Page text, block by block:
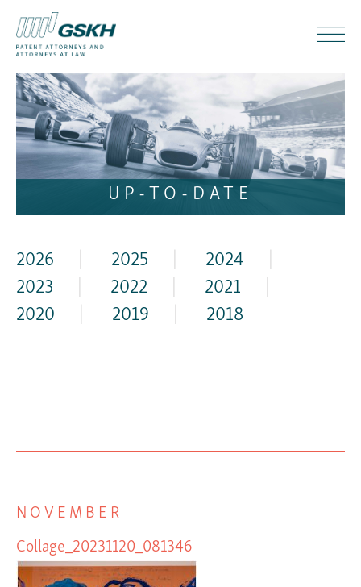
UP-TO-DATE
2026 2025 2024
2023
2022 2021
2020
2019 2018
NOVEMBER
Collage_20231120_081346